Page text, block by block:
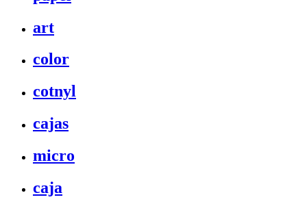
art
color
cotnyl
cajas
micro
caja